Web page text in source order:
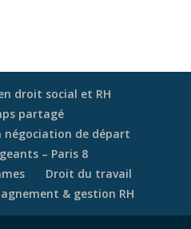
droit social et RH
partagé
négociation de départ
– Paris 8
Droit du travail
& gestion RH